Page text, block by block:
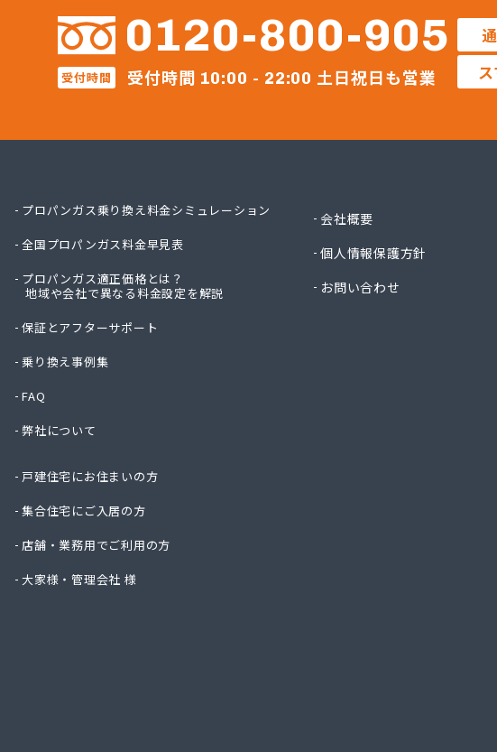
株式会社JAエルサポ
株式会社JAエルサポ
株式会社JAエルサポ
株式会社JAエルサポ
株式会社JOMOプロ
株式会社MIKANE
株式会社TOKAI 小山
0120-800-905
受付時間 受付時間 10:00 - 22:00 土日祝日も営業
プロパンガス乗り換え料金シミュレーション
全国プロパンガス料金早見表
プロパンガス適正価格とは？
地域や会社で異なる料金設定を解説
保証とアフターサポート
乗り換え事例集
FAQ
弊社について
戸建住宅にお住まいの方
集合住宅にご入居の方
店舗・業務用でご利用の方
大家様・管理会社 様
会社概要
個人情報保護方針
お問い合わせ